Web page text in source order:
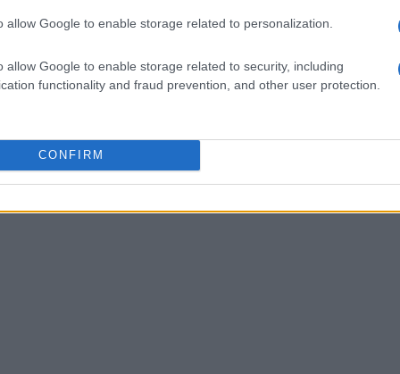
allow Google to enable storage related to personalization.
allow Google to enable storage related to security, including
functionality and fraud prevention, and other user protection.
CONFIRM
une stabilité optimale du véhicule quelle que
la pression de freinage dans les situations
d’urgence : Active les clignotants pour avertir les
Système anti-retournement : Evite tout risque de